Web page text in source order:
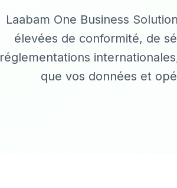
Laabam One Business
élevées de conformité, de
réglementations
que vos données et